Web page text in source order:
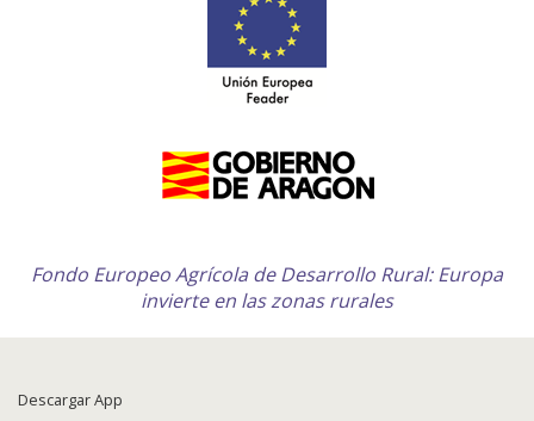
Fondo Europeo Agrícola de Desarrollo Rural: Europa
invierte en las zonas rurales
Descargar App